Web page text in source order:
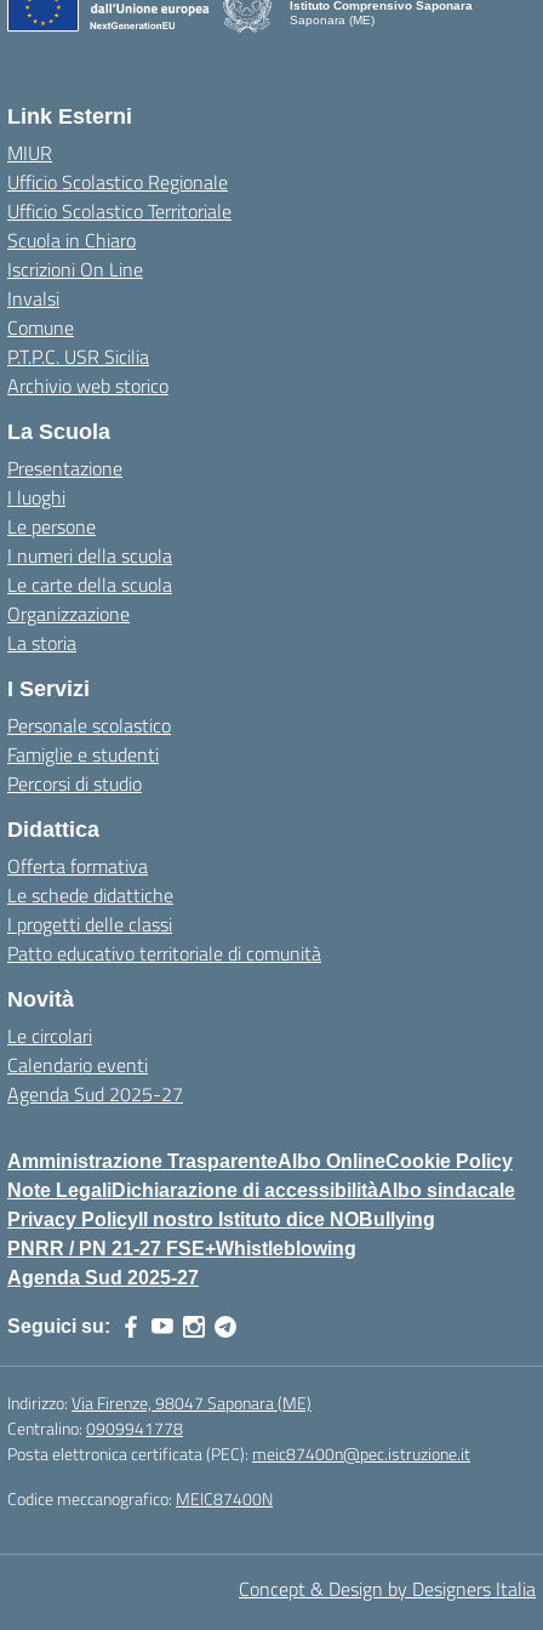
Istituto Comprensivo Saponara
Saponara (ME)
Link Esterni
MIUR
Ufficio Scolastico Regionale
Ufficio Scolastico Territoriale
Scuola in Chiaro
Iscrizioni On Line
Invalsi
Comune
P.T.P.C. USR Sicilia
Archivio web storico
La Scuola
Presentazione
I luoghi
Le persone
I numeri della scuola
Le carte della scuola
Organizzazione
La storia
I Servizi
Personale scolastico
Famiglie e studenti
Percorsi di studio
Didattica
Offerta formativa
Le schede didattiche
I progetti delle classi
Patto educativo territoriale di comunità
Novità
Le circolari
Calendario eventi
Agenda Sud 2025-27
Amministrazione TrasparenteAlbo OnlineCookie Policy
Note LegaliDichiarazione di accessibilitàAlbo sindacale
Privacy Policy Il nostro Istituto dice NOBullying
PNRR / PN 21-27 FSE+Whistleblowing
Agenda Sud 2025-27
Seguici su:
Indirizzo:Via Firenze, 98047 Saponara (ME)
Centralino:0909941778
Posta elettronica certificata (PEC): meic87400n@pec.istruzione.it
Codice meccanografico: MEIC87400N
Concept & Design by Designers Italia